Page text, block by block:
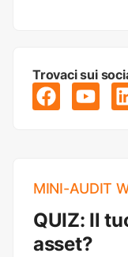
Trovaci sui
MINI-AUDIT
QUIZ: Il
asset?